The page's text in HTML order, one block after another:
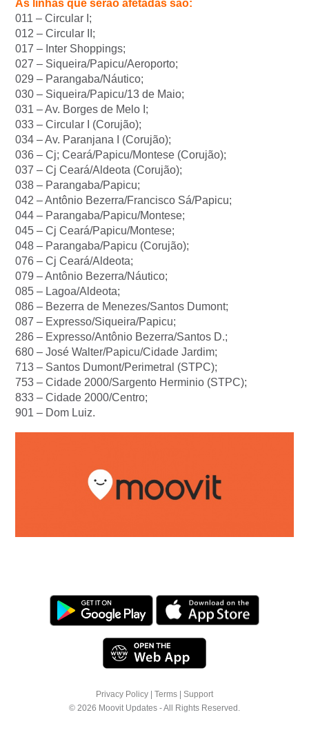
As linhas que serão afetadas são:
011 – Circular I;
012 – Circular II;
017 – Inter Shoppings;
027 – Siqueira/Papicu/Aeroporto;
029 – Parangaba/Náutico;
030 – Siqueira/Papicu/13 de Maio;
031 – Av. Borges de Melo I;
033 – Circular I (Corujão);
034 – Av. Paranjana I (Corujão);
036 – Cj; Ceará/Papicu/Montese (Corujão);
037 – Cj Ceará/Aldeota (Corujão);
038 – Parangaba/Papicu;
042 – Antônio Bezerra/Francisco Sá/Papicu;
044 – Parangaba/Papicu/Montese;
045 – Cj Ceará/Papicu/Montese;
048 – Parangaba/Papicu (Corujão);
076 – Cj Ceará/Aldeota;
079 – Antônio Bezerra/Náutico;
085 – Lagoa/Aldeota;
086 – Bezerra de Menezes/Santos Dumont;
087 – Expresso/Siqueira/Papicu;
286 – Expresso/Antônio Bezerra/Santos D.;
680 – José Walter/Papicu/Cidade Jardim;
713 – Santos Dumont/Perimetral (STPC);
753 – Cidade 2000/Sargento Herminio (STPC);
833 – Cidade 2000/Centro;
901 – Dom Luiz.
Privacy Policy | Terms | Support
© 2026 Moovit Updates - All Rights Reserved.